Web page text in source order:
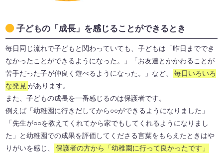
子どもの「成長」を感じることができるとき
毎日同じ流れで子どもと関わっていても、子どもは「昨日まででき
なかったことができるようになった。」「お友達とかかわることが
苦手だった子が仲良く遊べるようになった。」など、
毎日いろいろ
な発見 があります。
また、子どもの成長を一番感じるのは保護者です。
例えば「幼稚園に行きだしてから○○ができるようになりました」
「先生が○○を教えてくれてから家でもしてくれるようになりまし
た」と幼稚園での成果を評価してくださる言葉をもらえたときはや
りがいを感じ、
保護者の方から「幼稚園に行って良かったです」